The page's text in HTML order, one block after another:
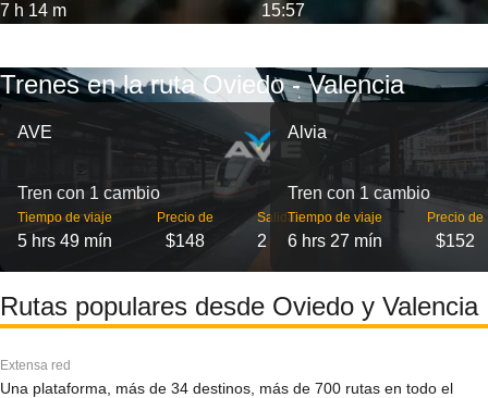
7 h 14 m 15:57
Trenes en la ruta Oviedo - Valencia
AVE
Tren con 1 cambio
Tiempo de viaje
5 hrs 49 mín
Precio de
$148
Salidas
2
Alvia
Tren con 1 cambio
Tiempo de viaje
6 hrs 27 mín
Precio de
$152
Rutas populares desde Oviedo y Valencia
Extensa red
Una plataforma, más de 34 destinos, más de 700 rutas en todo el